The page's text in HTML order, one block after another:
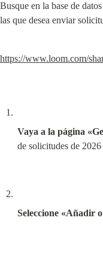
Busque en la base de
las que desea enviar
https://www.loom.com/
Vaya a la página
de solicitudes de 2026
Seleccione «Añadir